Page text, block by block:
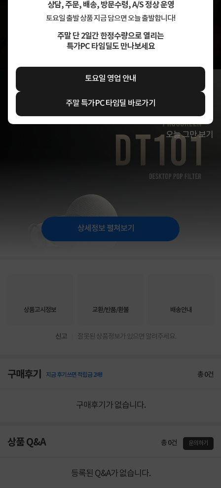
상담, 주문, 배송, 방문수령, A/S 정상 운영
토요일 출발 상품 지금 담으면 오늘 출발합니다!
주말 단 2일간 한정수량으로 열리는
특가PC 타임딜도 만나보세요
토요일 영업 안내
주말 특가PC 타임딜 바로가기
오늘 그만 보기
상세정보 펼쳐보기
상품고시정보 교환/반품/환불 배송안내
신고 잘못된 상품정보가 있으면 알려주세요.
구매후기 지금 후기쓰면 적립금 2배! 총0건
구매후기가 없습니다.
상품 Q&A 총 0건 문의하기
등록된 Q&A가 없습니다.